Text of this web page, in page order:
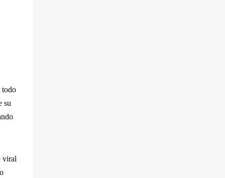
todo
su
viral